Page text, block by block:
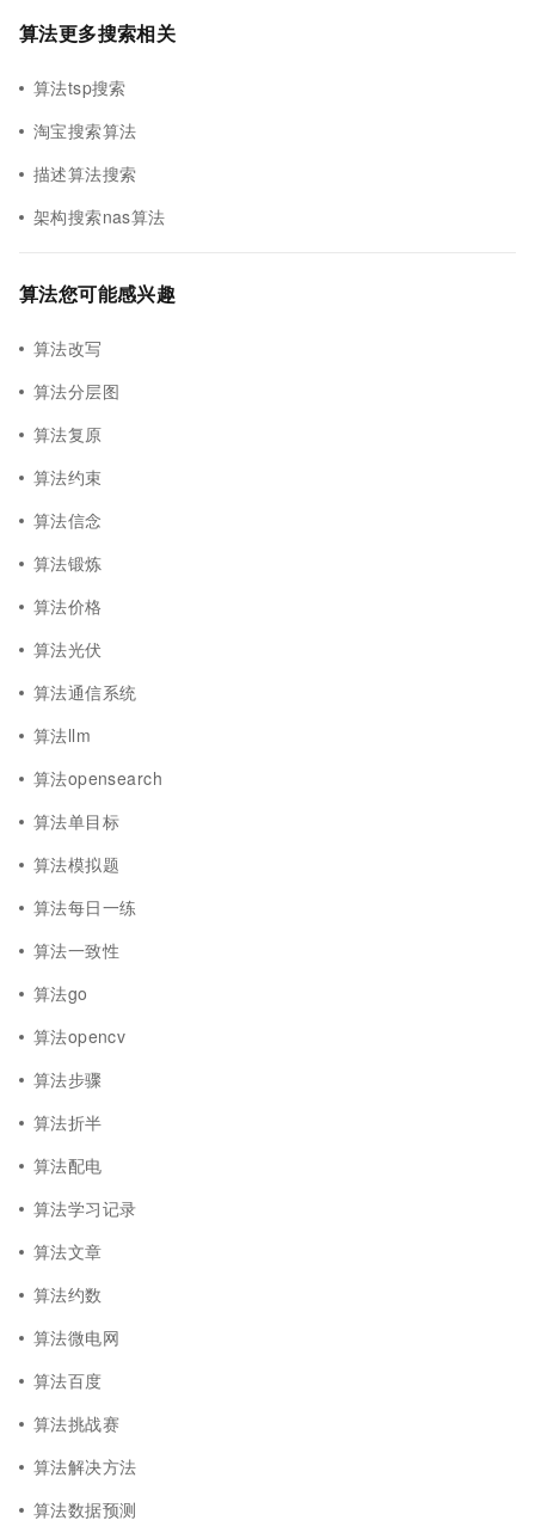
算法更多搜索相关
算法tsp搜索
淘宝搜索算法
描述算法搜索
架构搜索nas算法
算法您可能感兴趣
算法改写
算法分层图
算法复原
算法约束
算法信念
算法锻炼
算法价格
算法光伏
算法通信系统
算法llm
算法opensearch
算法单目标
算法模拟题
算法每日一练
算法一致性
算法go
算法opencv
算法步骤
算法折半
算法配电
算法学习记录
算法文章
算法约数
算法微电网
算法百度
算法挑战赛
算法解决方法
算法数据预测